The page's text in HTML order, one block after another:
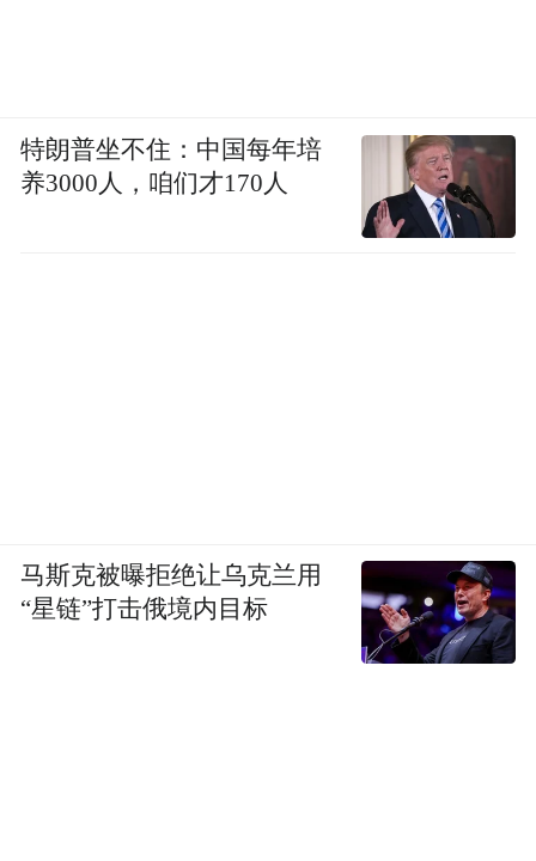
特朗普坐不住：中国每年培
养3000人，咱们才170人
马斯克被曝拒绝让乌克兰用
“星链”打击俄境内目标